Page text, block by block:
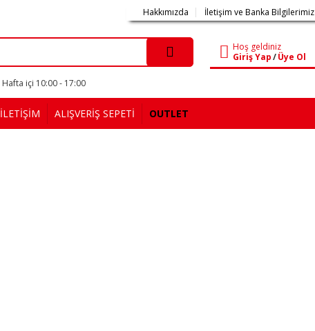
Hakkımızda İletişim ve Banka Bilgilerimiz
Hoş geldiniz
Giriş Yap/Üye Ol
Hafta içi 10:00 - 17:00
İLETİŞİM ALIŞVERİŞ SEPETİ OUTLET